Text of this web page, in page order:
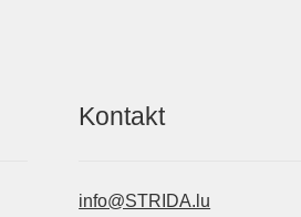
Kontakt
info@STRIDA.lu